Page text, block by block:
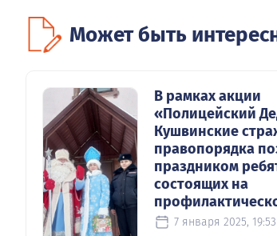
Может быть
В рамках акции
«Полицейский
Кушвинские
правопорядка
праздником
состоящих на
7 января 2025, 19:53